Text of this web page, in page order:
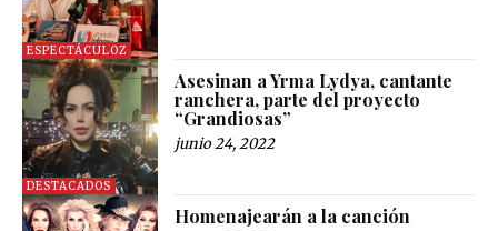
ESPECTÁCULOZ
DESTACADOS
Asesinan a Yrma Lydya, cantante
ranchera, parte del proyecto
“Grandiosas”
junio 24, 2022
Homenajearán a la canción